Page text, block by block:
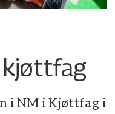
i NM i Kjøttfag i